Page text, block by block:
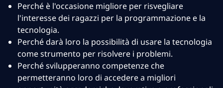
Perché è l'occasione migliore per risvegliare
l'interesse dei ragazzi per la programmazione e la
tecnologia.
Perché darà loro la possibilità di usare la tecnologia
come strumento per risolvere i problemi.
Perché svilupperanno competenze che
permetteranno loro di accedere a migliori